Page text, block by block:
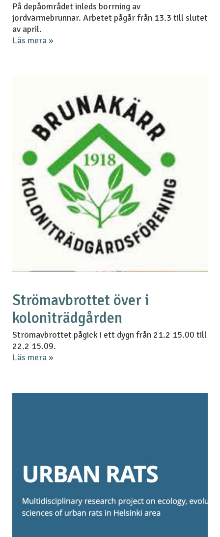
På depåområdet inleds borrning av
jordvärmebrunnar. Arbetet pågår från 13.3 till slutet
av april.
Läs mera »
Strömavbrottet över i
koloniträdgården
Strömavbrottet pågick i ett dygn från 21.2 15.00 till
22.2 15.09.
Läs mera »